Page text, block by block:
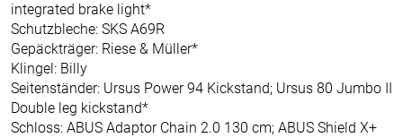
integrated brake light*
Schutzbleche: SKS A69R
Gepäckträger: Riese & Müller*
Klingel: Billy
Seitenständer: Ursus Power 94 Kickstand; Ursus 80 Jumbo II
Double leg kickstand*
Schloss: ABUS Adaptor Chain 2.0 130 cm; ABUS Shield X+